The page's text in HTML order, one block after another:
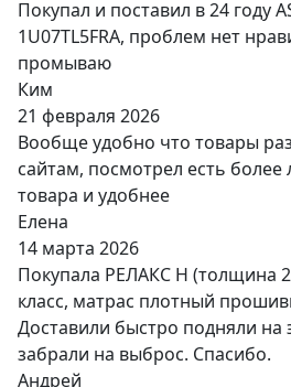
Покупал и поставил в 24 году
1U07TL5FRA, проблем нет
промываю
Ким
21 февраля 2026
Вообще удобно что товары
сайтам, посмотрел есть
товара и удобнее
Елена
14 марта 2026
Покупала РЕЛАКС Н (толщина
класс, матрас плотный
Доставили быстро подняли на
забрали на выброс. Спасибо.
Андрей